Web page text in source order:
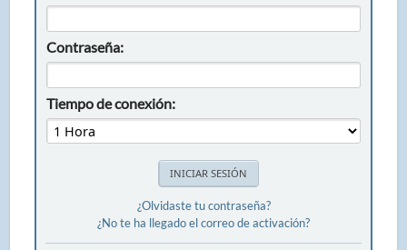
Contraseña:
Tiempo de conexión:
¿Olvidaste tu contraseña?
¿No te ha llegado el correo de activación?